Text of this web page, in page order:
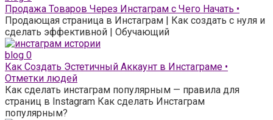
Продажа Товаров Через Инстаграм с Чего Начать •
Продающая страница в Инстаграм | Как создать с нуля и
сделать эффективной | Обучающий
blog 0
Как Создать Эстетичный Аккаунт в Инстаграме •
Отметки людей
Как сделать инстаграм популярным — правила для
страниц в Instagram Как сделать Инстаграм
популярным?